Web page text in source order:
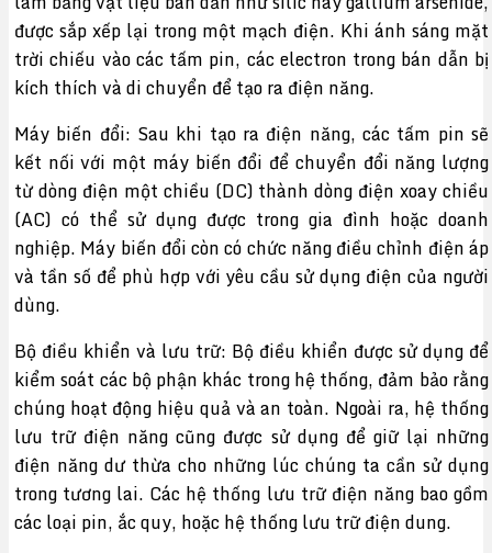
được sắp xếp lại trong một mạch điện. Khi ánh sáng mặt
trời chiếu vào các tấm pin, các electron trong bán dẫn bị
kích thích và di chuyển để tạo ra điện năng.
Máy biến đổi: Sau khi tạo ra điện năng, các tấm pin sẽ
kết nối với một máy biến đổi để chuyển đổi năng lượng
từ dòng điện một chiều (DC) thành dòng điện xoay chiều
(AC) có thể sử dụng được trong gia đình hoặc doanh
nghiệp. Máy biến đổi còn có chức năng điều chỉnh điện áp
và tần số để phù hợp với yêu cầu sử dụng điện của người
dùng.
Bộ điều khiển và lưu trữ: Bộ điều khiển được sử dụng để
kiểm soát các bộ phận khác trong hệ thống, đảm bảo rằng
chúng hoạt động hiệu quả và an toàn. Ngoài ra, hệ thống
lưu trữ điện năng cũng được sử dụng để giữ lại những
điện năng dư thừa cho những lúc chúng ta cần sử dụng
trong tương lai. Các hệ thống lưu trữ điện năng bao gồm
các loại pin, ắc quy, hoặc hệ thống lưu trữ điện dung.